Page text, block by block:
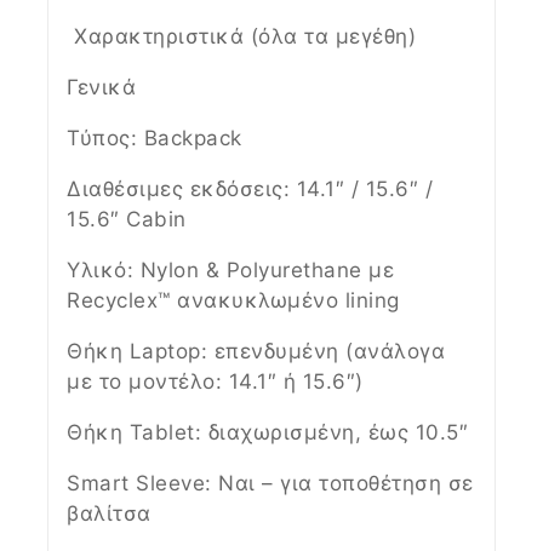
️ Χαρακτηριστικά (όλα τα μεγέθη)
Γενικά
Τύπος: Backpack
Διαθέσιμες εκδόσεις: 14.1″ / 15.6″ /
15.6″ Cabin
Υλικό: Nylon & Polyurethane με
Recyclex™ ανακυκλωμένο lining
Θήκη Laptop: επενδυμένη (ανάλογα
με το μοντέλο: 14.1″ ή 15.6″)
Θήκη Tablet: διαχωρισμένη, έως 10.5″
Smart Sleeve: Ναι – για τοποθέτηση σε
βαλίτσα